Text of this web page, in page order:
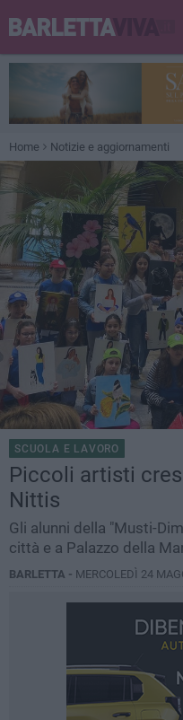
Home Notizie e aggiornamenti
SCUOLA E LAVORO
Piccoli artisti
Nittis
Gli alunni della "Musti-
città e a Palazzo della
BARLETTA - MERCOLEDÌ 24